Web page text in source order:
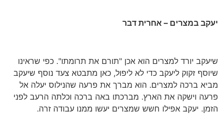
יעקב במצרים – אחרית דבר
שיעקב יורד למצרים הוא אכן "תורם את תרומתו". כפי שראינו
שיוסף זקוק ליעקב כדי לא ליפול, כאן מתבטא צעד נוסף שיעקב
מביא ברכה למצרים. הוא מברך את פרעה שהנילוס יעלה אל
פרעה וישקה את הארץ. מברכתו באה ברכה וכלתה הרעב לפני
הזמן. יעקב אפילו חשש שמצרים יעשו ממנו עבודה זרה.